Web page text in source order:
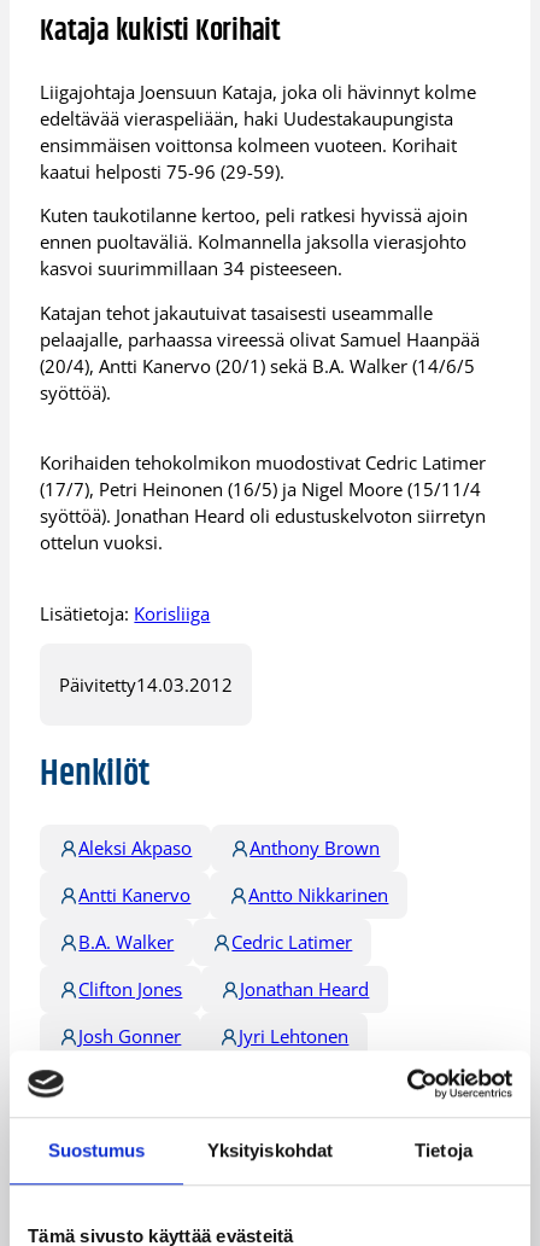
Suostumus Yksityiskohdat Tietoja
Tämä sivusto käyttää evästeitä
Kataja kukisti Korihait
Liigajohtaja Joensuun Kataja, joka oli hävinnyt kolme
edeltävää vieraspeliään, haki Uudestakaupungista
ensimmäisen voittonsa kolmeen vuoteen. Korihait
kaatui helposti 75-96 (29-59).
Kuten taukotilanne kertoo, peli ratkesi hyvissä ajoin
ennen puoltaväliä. Kolmannella jaksolla vierasjohto
kasvoi suurimmillaan 34 pisteeseen.
Katajan tehot jakautuivat tasaisesti useammalle
pelaajalle, parhaassa vireessä olivat Samuel Haanpää
(20/4), Antti Kanervo (20/1) sekä B.A. Walker (14/6/5
syöttöä).
Korihaiden tehokolmikon muodostivat Cedric Latimer
(17/7), Petri Heinonen (16/5) ja Nigel Moore (15/11/4
syöttöä). Jonathan Heard oli edustuskelvoton siirretyn
ottelun vuoksi.
Lisätietoja: Korisliiga
Päivitetty14.03.2012
Henkilöt
Aleksi Akpaso
Anthony Brown
Antti Kanervo
Antto Nikkarinen
B.A. Walker
Cedric Latimer
Clifton Jones
Jonathan Heard
Josh Gonner
Jyri Lehtonen
Ryan McDade
Ville Mäkäläinen